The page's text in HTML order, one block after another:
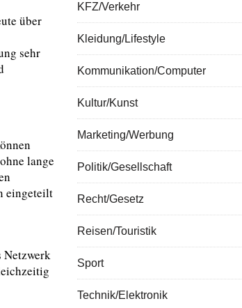
über
sehr
lange
eingeteilt
Netzwerk
KFZ/Verkehr
Kleidung/Lifestyle
Kommunikation/Computer
Kultur/Kunst
Marketing/Werbung
Politik/Gesellschaft
Recht/Gesetz
Reisen/Touristik
Sport
Technik/Elektronik